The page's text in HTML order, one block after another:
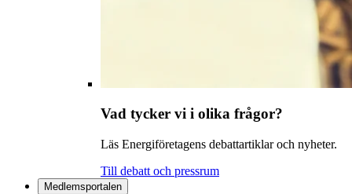
Vad tycker vi i olika frågor?
Läs Energiföretagens debattartiklar och nyheter.
Till debatt och pressrum
Medlemsportalen